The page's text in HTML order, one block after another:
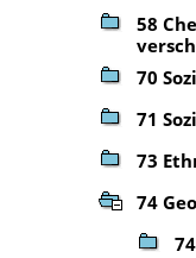
58
70
71
73
74